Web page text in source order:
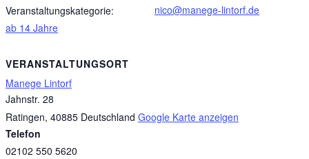
Veranstaltungskategorie:
ab 14 Jahre
VERANSTALTUNGSORT
Manege Lintorf
Jahnstr. 28
Ratingen, 40885 Deutschland Google Karte anzeigen
Telefon
02102 550 5620
nico@manege-lintorf.de